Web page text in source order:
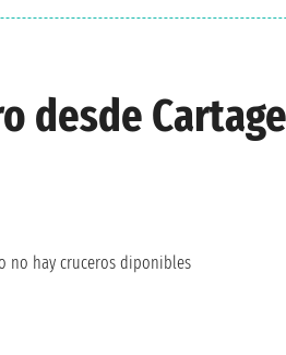
desde
no hay cruceros diponibles